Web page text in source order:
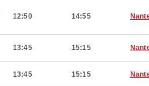
12:50 14:55
13:45 15:15
13:45 15:15